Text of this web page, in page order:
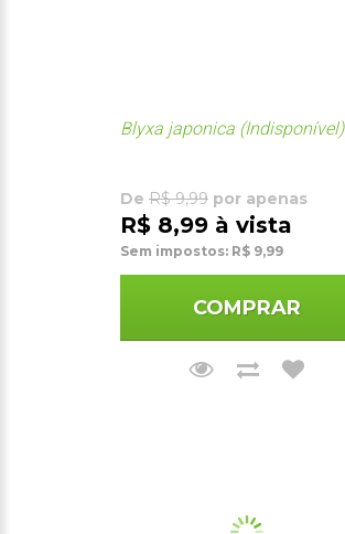
Blyxa japonica (Indisponível)
De R$ 9,99 por apenas
R$ 8,99 à vista
Sem impostos: R$ 9,99
COMPRAR